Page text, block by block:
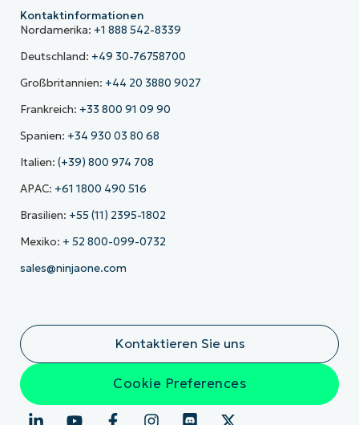
Kontaktinformationen
Nordamerika: +1 888 542-8339
Deutschland: +49 30-76758700
Großbritannien: +44 20 3880 9027
Frankreich: +33 800 91 09 90
Spanien: +34 930 03 80 68
Italien: (+39) 800 974 708
APAC: +61 1800 490 516
Brasilien: +55 (11) 2395-1802
Mexiko: + 52 800-099-0732
sales@ninjaone.com
Kontaktieren Sie uns
Cookie Preferences